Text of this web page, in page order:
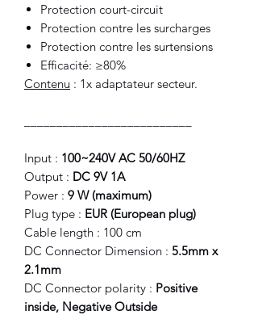
Protection court-circuit
Protection contre les surcharges
Protection contre les surtensions
Efficacité: ≥80%
Contenu : 1x adaptateur secteur.
Input : 100~240V AC 50/60HZ
Output : DC 9V 1A
Power : 9 W (maximum)
Plug type : EUR (European plug)
Cable length : 100 cm
DC Connector Dimension : 5.5mm x
2.1mm
DC Connector polarity : Positive
inside, Negative Outside